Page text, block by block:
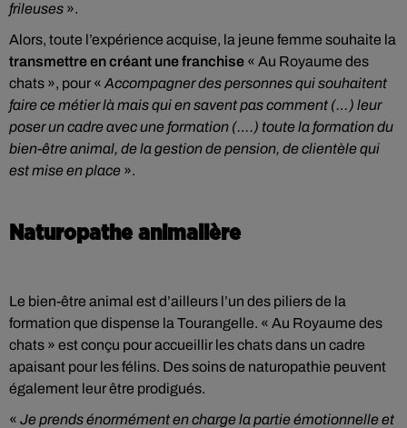
frileuses ».
Alors, toute l’expérience acquise, la jeune femme souhaite la
transmettre en créant une franchise « Au Royaume des
chats », pour « Accompagner des personnes qui souhaitent
faire ce métier là mais qui en savent pas comment (…) leur
poser un cadre avec une formation (….) toute la formation du
bien-être animal, de la gestion de pension, de clientèle qui
est mise en place ».
Naturopathe animalière
Le bien-être animal est d’ailleurs l’un des piliers de la
formation que dispense la Tourangelle. « Au Royaume des
chats » est conçu pour accueillir les chats dans un cadre
apaisant pour les félins. Des soins de naturopathie peuvent
également leur être prodigués.
« Je prends énormément en charge la partie émotionnelle et